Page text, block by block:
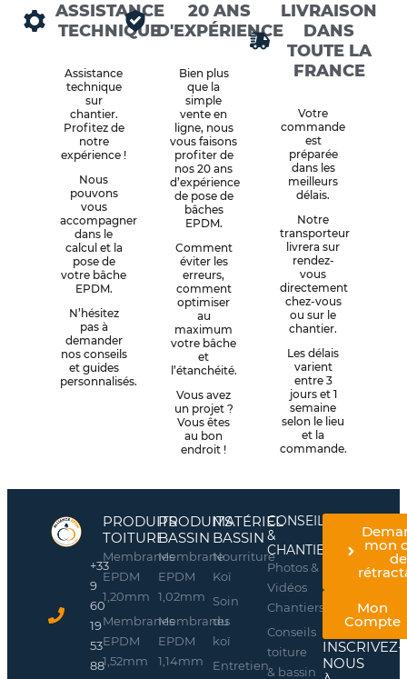
ASSISTANCE
TECHNIQUE
Assistance
technique
sur
chantier.
Profitez de
notre
expérience !
Nous
pouvons
vous
accompagner
dans le
calcul et la
pose de
votre bâche
EPDM.
N’hésitez
pas à
demander
nos conseils
et guides
personnalisés.
20 ANS
D'EXPÉRIENCE
Bien plus
que la
simple
vente en
ligne, nous
vous faisons
profiter de
nos 20 ans
d’expérience
de pose de
bâches
EPDM.
Comment
éviter les
erreurs,
comment
optimiser
au
maximum
votre bâche
et
l’étanchéité.
Vous avez
un projet ?
Vous êtes
au bon
endroit !
LIVRAISON
DANS
TOUTE LA
FRANCE
Votre
commande
est
préparée
dans les
meilleurs
délais.
Notre
transporteur
livrera sur
rendez-
vous
directement
chez-vous
ou sur le
chantier.
Les délais
varient
entre 3
jours et 1
semaine
selon le lieu
et la
commande.
+33
9
60
19
53
88
PRODUITS
TOITURE
Membranes
EPDM
1,20mm
Membranes
EPDM
1,52mm
PRODUITS
BASSIN
Membrane
EPDM
1,02mm
Membranes
EPDM
1,14mm
MATÉRIEL
BASSIN
Nourriture
Koï
Soin
du
koï
Entretien
CONSEILS
&
CHANTIERS
Photos &
Vidéos
Chantiers
Conseils
toiture
& bassin
mon
de
Mon
Compte
INSCRIVEZ-
NOUS